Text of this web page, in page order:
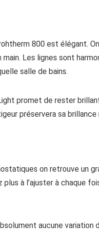
800 est élégant.
main. Les lignes sont
salle de bains.
promet de rester
préservera sa brillance
on retrouve un
plus à l’ajuster à chaque
aucune